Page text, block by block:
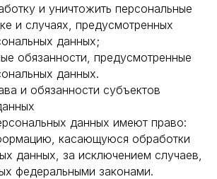
и уничтожить персональные
и случаях, предусмотренных
данных;
обязанности, предусмотренные
данных.
и обязанности субъектов
данных имеют право:
касающуюся обработки
данных, за исключением случаев,
федеральными законами.